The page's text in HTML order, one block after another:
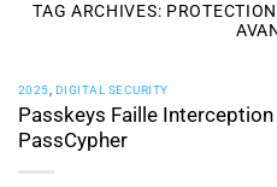
TAG ARCHIVES:
2025 DIGITAL SECURITY
Passkeys Faille Interception
PassCypher